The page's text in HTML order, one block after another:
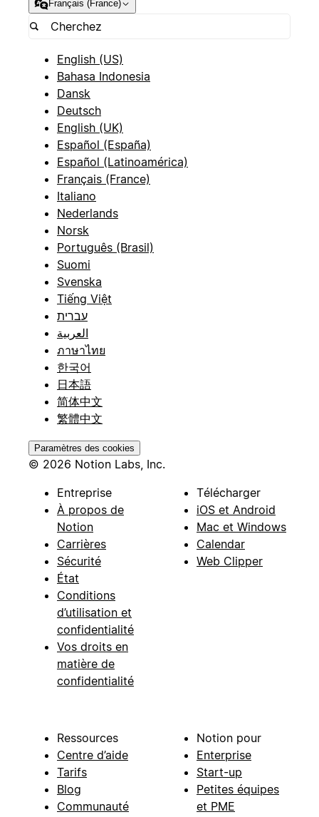
Français (France)
English (US)
Bahasa Indonesia
Dansk
Deutsch
English (UK)
Español (España)
Español (Latinoamérica)
Français (France)
Italiano
Nederlands
Norsk
Português (Brasil)
Suomi
Svenska
Tiếng Việt
עברית
العربية
ภาษาไทย
한국어
日本語
简体中文
繁體中文
Paramètres des cookies
© 2026 Notion Labs, Inc.
Entreprise
À propos de
Notion
Carrières
Sécurité
État
Conditions
d’utilisation et
confidentialité
Vos droits en
matière de
confidentialité
Télécharger
iOS et Android
Mac et Windows
Calendar
Web Clipper
Ressources
Centre d’aide
Tarifs
Blog
Communauté
Notion pour
Enterprise
Start-up
Petites équipes
et PME